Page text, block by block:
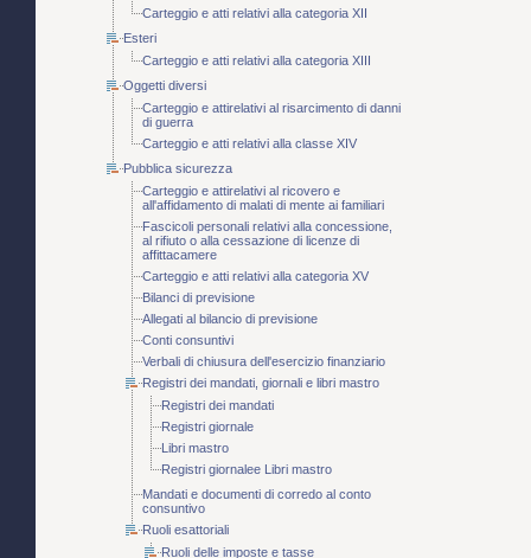
Carteggio e atti relativi alla categoria XII
Esteri
Carteggio e atti relativi alla categoria XIII
Oggetti diversi
Carteggio e attirelativi al risarcimento di danni
di guerra
Carteggio e atti relativi alla classe XIV
Pubblica sicurezza
Carteggio e attirelativi al ricovero e
all'affidamento di malati di mente ai familiari
Fascicoli personali relativi alla concessione,
al rifiuto o alla cessazione di licenze di
affittacamere
Carteggio e atti relativi alla categoria XV
Bilanci di previsione
Allegati al bilancio di previsione
Conti consuntivi
Verbali di chiusura dell'esercizio finanziario
Registri dei mandati, giornali e libri mastro
Registri dei mandati
Registri giornale
Libri mastro
Registri giornalee Libri mastro
Mandati e documenti di corredo al conto
consuntivo
Ruoli esattoriali
Ruoli delle imposte e tasse